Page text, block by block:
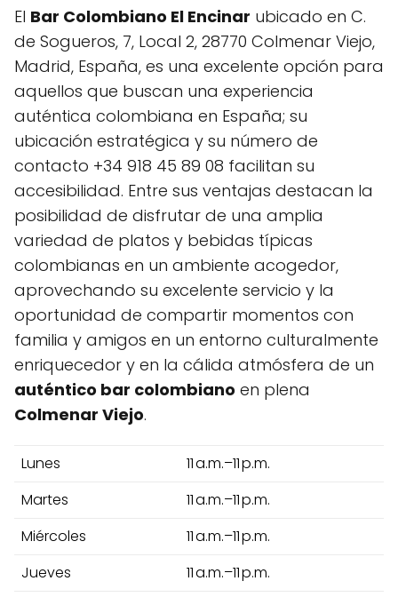
El Bar Colombiano El Encinar ubicado en C.
de Sogueros, 7, Local 2, 28770 Colmenar Viejo,
Madrid, España, es una excelente opción para
aquellos que buscan una experiencia
auténtica colombiana en España; su
ubicación estratégica y su número de
contacto +34 918 45 89 08 facilitan su
accesibilidad. Entre sus ventajas destacan la
posibilidad de disfrutar de una amplia
variedad de platos y bebidas típicas
colombianas en un ambiente acogedor,
aprovechando su excelente servicio y la
oportunidad de compartir momentos con
familia y amigos en un entorno culturalmente
enriquecedor y en la cálida atmósfera de un
auténtico bar colombiano en plena
Colmenar Viejo.
Lunes
11 a.m.–11 p.m.
Martes
11 a.m.–11 p.m.
Miércoles
11 a.m.–11 p.m.
Jueves
11 a.m.–11 p.m.